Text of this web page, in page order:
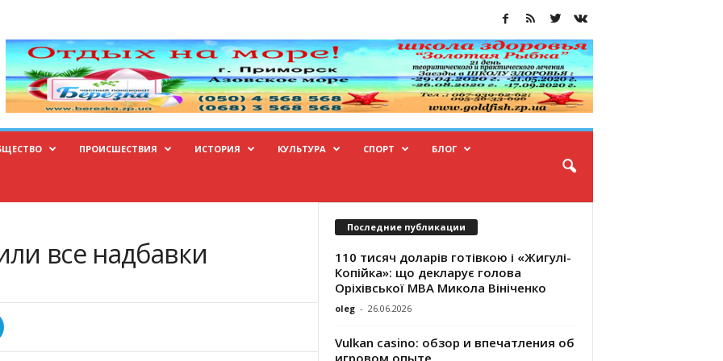
ПРОИСШЕСТВИЯ ИСТОРИЯ КУЛЬТУРА СПОРТ БЛОГ
все надбавки
Последние публикации
110 тисяч доларів готівкою і «Жигулі-
Копійка»: що декларує голова
Оріхівської МВА Микола Вініченко
oleg - 26.06.2026
Vulkan casino: обзор и впечатления об
игровом опыте